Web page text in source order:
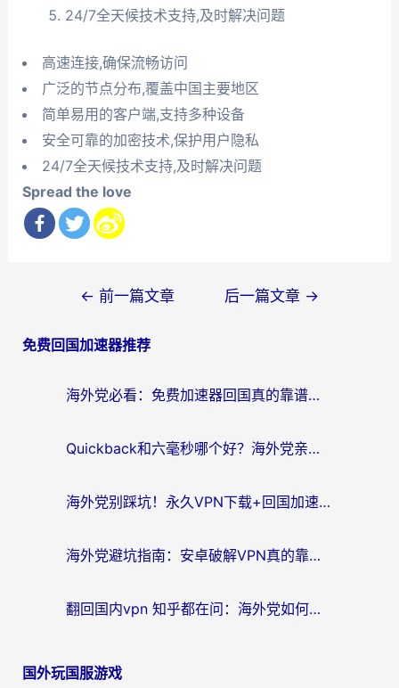
24/7全天候技术支持,及时解决问题
高速连接,确保流畅访问
广泛的节点分布,覆盖中国主要地区
简单易用的客户端,支持多种设备
安全可靠的加密技术,保护用户隐私
24/7全天候技术支持,及时解决问题
Spread the love
导
← 前一篇文章 后一篇文章 →
免费回国加速器推荐
海外党必看：免费加速器回国真的靠谱吗？3步教你选到好用的归雁替代
Quickback和六毫秒哪个好？海外党亲测：选对回国加速器，无缝刷剧办公不再愁
海外党别踩坑！永久VPN下载+回国加速器选择指南，无缝刷国内剧游戏支付
海外党避坑指南：安卓破解VPN真的靠谱吗？教你选对回国加速器无缝刷国内资源
翻回国内vpn 知乎都在问：海外党如何选对加速器，无缝刷剧打游戏？
国外玩国服游戏